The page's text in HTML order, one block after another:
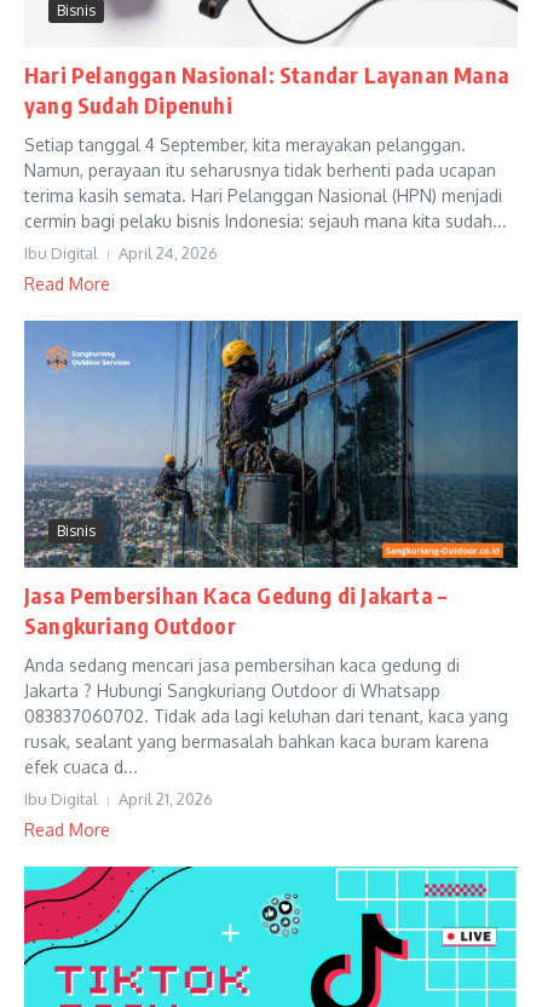
Bisnis
Hari Pelanggan Nasional: Standar Layanan Mana
yang Sudah Dipenuhi
Setiap tanggal 4 September, kita merayakan pelanggan.
Namun, perayaan itu seharusnya tidak berhenti pada ucapan
terima kasih semata. Hari Pelanggan Nasional (HPN) menjadi
cermin bagi pelaku bisnis Indonesia: sejauh mana kita sudah...
Ibu Digital April 24, 2026
Read More
Bisnis
Jasa Pembersihan Kaca Gedung di Jakarta –
Sangkuriang Outdoor
Anda sedang mencari jasa pembersihan kaca gedung di
Jakarta ? Hubungi Sangkuriang Outdoor di Whatsapp
083837060702. Tidak ada lagi keluhan dari tenant, kaca yang
rusak, sealant yang bermasalah bahkan kaca buram karena
efek cuaca d...
Ibu Digital April 21, 2026
Read More